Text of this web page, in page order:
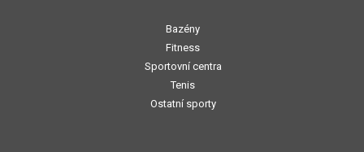
Bazény
Fitness
Sportovní centra
Tenis
Ostatní sporty